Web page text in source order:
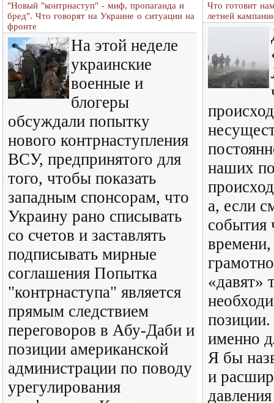
"Новый "контрнаступ" - миф, пропаганда и
бред". Что говорят на Украине о ситуации на
фронте
На этой неделе
украинские
военные и
блогеры
обсуждали попытку
нового контрнаступления
ВСУ, предпринятого для
того, чтобы показать
западным спонсорам, что
Украину рано списывать
со счетов и заставлять
подписывать мирные
соглашения Попытка
"контрнаступа" является
прямым следствием
переговоров в Абу-Даби и
позиции американской
администрации по поводу
урегулирования
Что готовит
летней
наших
а, если
события
«давят»
именно
Я бы
и